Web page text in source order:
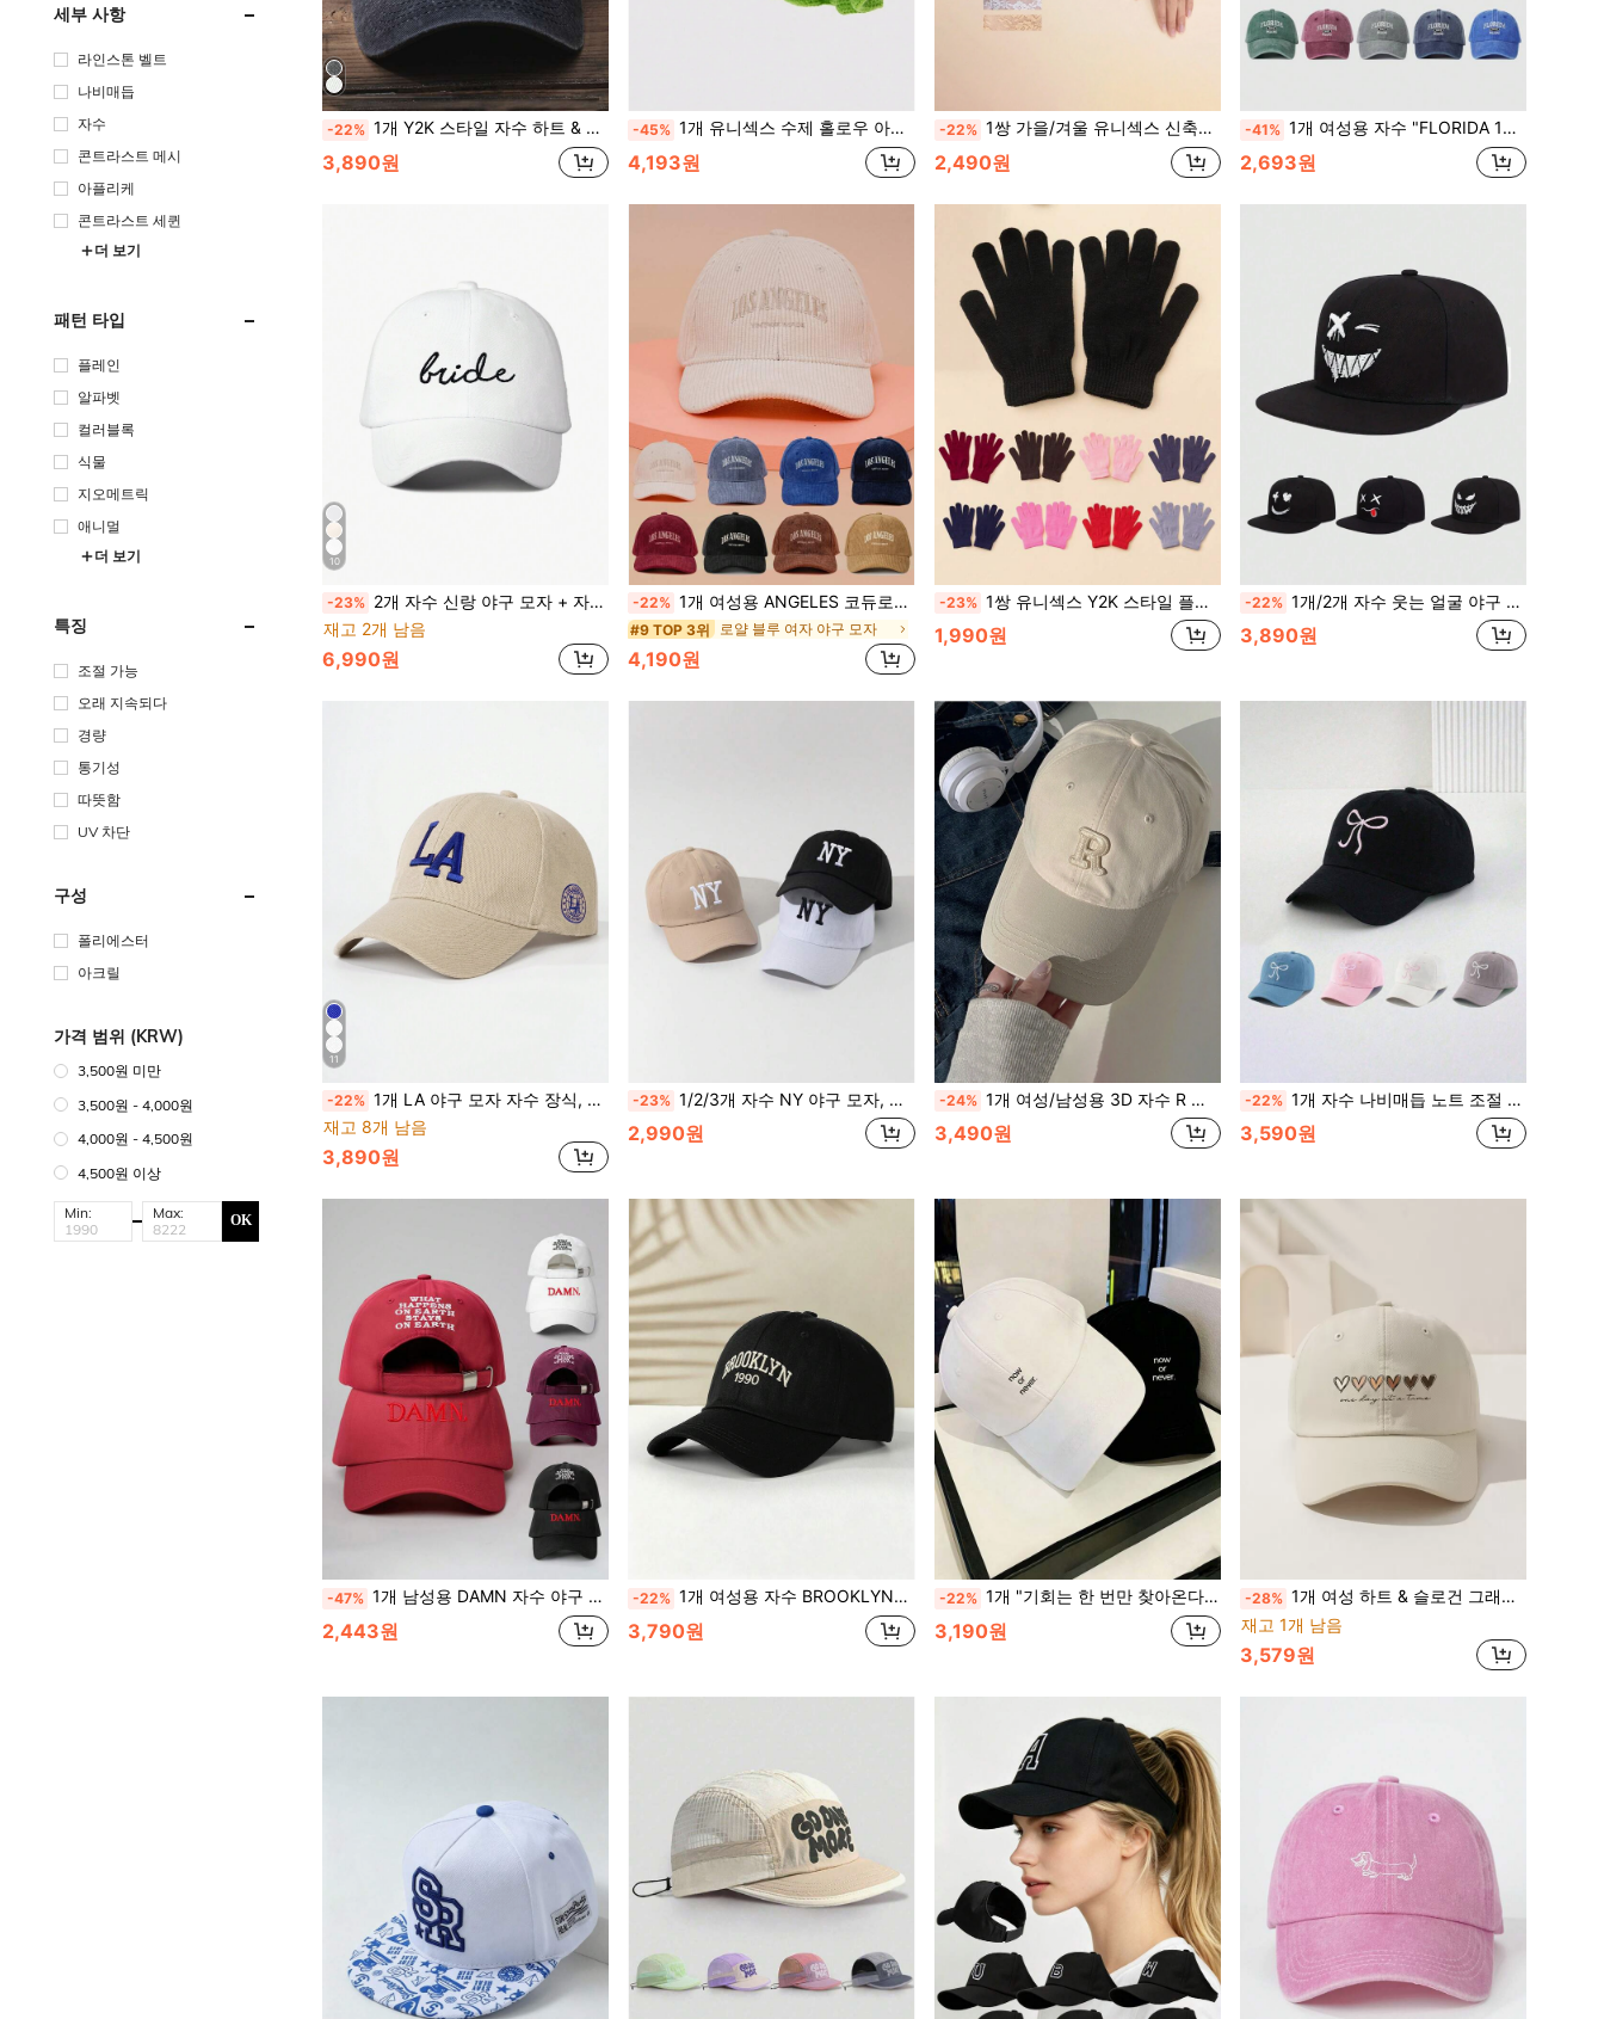
세부 사항
라인스톤 벨트
나비매듭
자수
콘트라스트 메시
아플리케
콘트라스트 세퀸
더 보기
패턴 타입
플레인
알파벳
컬러블록
식물
지오메트릭
애니멀
더 보기
특징
조절 가능
오래 지속되다
경량
통기성
따뜻함
UV 차단
구성
폴리에스터
아크릴
가격 범위 (KRW)
3,500원 미만
3,500원 - 4,000원
4,000원 - 4,500원
4,500원 이상
Min: Max: OK
-22% 1개 Y2K 스타일 자수 하트 & 레터 야구 모자, 워싱 처리, 야외 스포츠, 자외선 차단 및 일상 통근 발렌타인 데이, 여름, 해변, 모자, 휴가, 여행에 적합
3,890원
-45% 1개 유니섹스 수제 홀로우 아웃 동물 재미있는 모자, 카툰 귀여운 개구리 동물 니트 버킷 모자, 가을/겨울 드레스업 모자
4,193원
-22% 1쌍 가을/겨울 유니섹스 신축성 있는 레이스 반지 장갑, 따듯한 장갑, 모피 안감 크리스마스 패션 Y2K 스타일
2,490원
-41% 1개 여성용 자수 "FLORIDA 1822 MIAMI" 워싱 야구 모자, 봄 가을 여행 해변 휴가용 조절 가능한 야외 선캡, 남성용, Y2K 스타일 할로윈, 여름, 휴가, 축제에 적합
2,693원
10
-23% 2개 자수 신랑 야구 모자 + 자수 신부 야구 모자, 야외 조절 가능한 자외선 차단 캐주얼 모자, 봄/가을 여행, 해변 휴가에 적합, 남성용 선햇, Y2K 스타일 청소년 모자
재고 2개 남음
6,990원
-22% 1개 여성용 ANGELES 코듀로이 야구 모자, 조절 가능한 야외 자외선 차단 캐주얼 모자 봄/가을 여행 및 해변에 적합, Y2K 스타일 젊은 성인용 선캡, 여름, 휴가, 축제
#9 TOP 3위 로얄 블루 여자 야구 모자
4,190원
-23% 1쌍 유니섹스 Y2K 스타일 플레인 니트 장갑, 가을/겨울 스트리트, 파티, 야외 사용에 적합한 패셔너블하고 다용도, 따뜻하게 유지, 여행, 축제
1,990원
-22% 1개/2개 자수 웃는 얼굴 야구 모자, 조절 가능한 자외선 차단 캐주얼 모자, 야외, 봄/가을 여행, 해변 휴가, 남성/여성, Y2K 스타일 청소년 모자
3,890원
11
-22% 1개 LA 야구 모자 자수 장식, 야외 UV 차단 부드러운 크라운 커브드 챙, 조절 가능한 캐주얼 썬 햇 봄 가을 여행 해변 남성용 Y2K 스타일 할로윈
재고 8개 남음
3,890원
-23% 1/2/3개 자수 NY 야구 모자, 조절 가능한 야외 선글라스, 봄가을 여행, 해변 휴가에 적합, 남녀 공용, Y2K 스타일
2,990원
-24% 1개 여성/남성용 3D 자수 R 로고 야구 모자, 조절 가능한 야외 자외선 차단 캐주얼 모자 봄, 가을, 여행, 해변 휴가, Y2K 스타일 할로윈에 적합
3,490원
-22% 1개 자수 나비매듭 노트 조절 가능한 선 베이스볼 캡, 봄, 가을, 여행, 해변 휴가에 적합한 야외 캐주얼 선 프로텍션 모자, 여성용, Y2K 스타일 발렌타인 데이 발렌타인, 휴일, 축제
3,590원
-47% 1개 남성용 DAMN 자수 야구 모자, 야외 스포츠 모자, 조절 가능한 자외선 차단, 봄/가을 여행, 해변 휴가 및 기타 행사에 적합, 캐주얼 다용도 스타일.
2,443원
-22% 1개 여성용 자수 BROOKLYN1990 야구 모자, 패션 유니섹스 캐주얼 모자, 야외 자외선 차단, 조절 가능, 봄/가을 여행, 해변 휴가에 적합
3,790원
-22% 1개 "기회는 한 번만 찾아온다" 프린트 야구 모자, 조절 가능한 디자인, 야외 스포츠에 내구성 있음, 유니섹스, 야외 스포츠 및 일상 통근에 적합, 훌륭한 선물 선택
3,190원
-28% 1개 여성 하트 & 슬로건 그래픽 야구 모자 캐주얼 발렌타인 데이 발렌타인, 여름, 해변, 모자, 휴일, 여행
재고 1개 남음
3,579원